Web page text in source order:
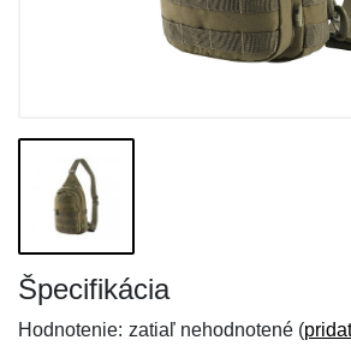
Špecifikácia
Hodnotenie: zatiaľ nehodnotené (